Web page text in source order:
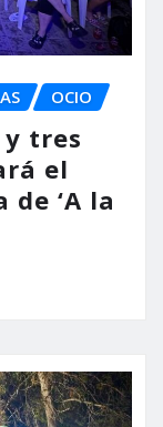
OCIO
tres
el
‘A la